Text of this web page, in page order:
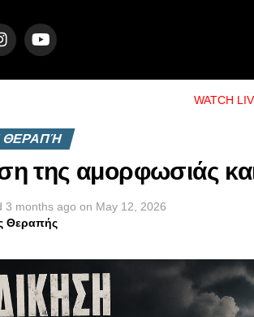
WATCH
ΘΕΡΑΠΉ
της αμορφωσιάς
3 months ago on May 12, 2026
Θεραπής